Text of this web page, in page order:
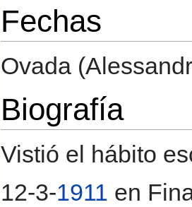
Fechas
Ovada
Biografía
Vistió el hábito
12-3-1911 en